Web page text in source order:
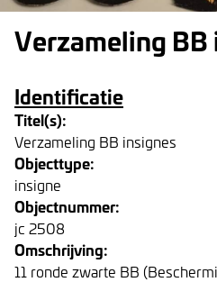
Verzameling BB
Identificatie
Titel(s):
Verzameling BB insignes
Objecttype:
insigne
Objectnummer:
jc 2508
Omschrijving:
11 ronde zwarte BB